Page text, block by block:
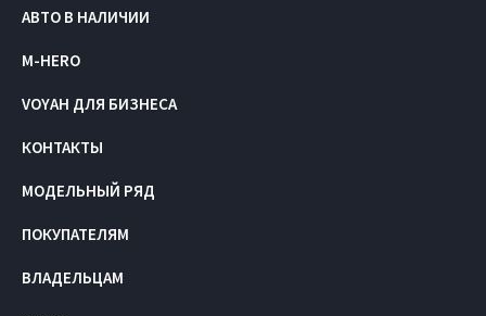
АВТО В НАЛИЧИИ
M-HERO
VOYAH ДЛЯ БИЗНЕСА
КОНТАКТЫ
МОДЕЛЬНЫЙ РЯД
ПОКУПАТЕЛЯМ
ВЛАДЕЛЬЦАМ